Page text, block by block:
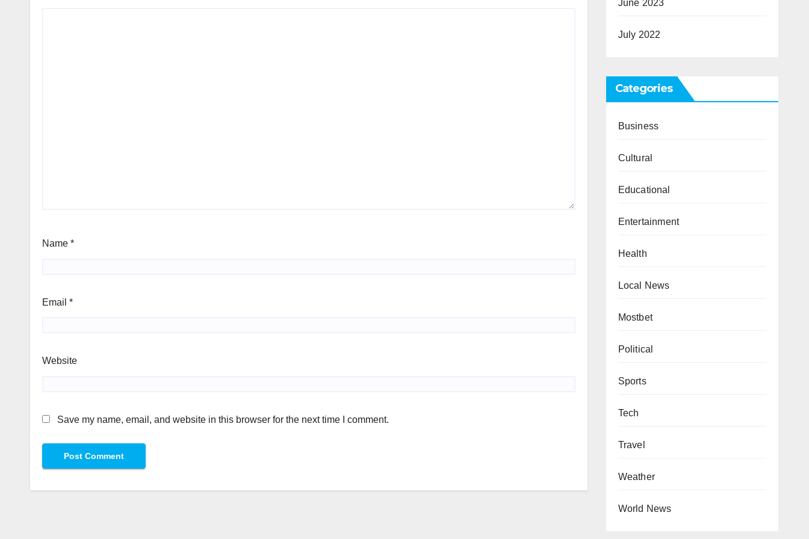
Name *
Email *
Website
Save my name, email, and website in this browser for the next time I comment.
June 2023
July 2022
Categories
Business
Cultural
Educational
Entertainment
Health
Local News
Mostbet
Political
Sports
Tech
Travel
Weather
World News